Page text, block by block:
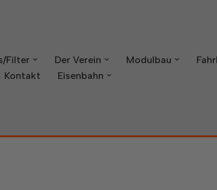
Filter Der Verein Modulbau
Kontakt Eisenbahn